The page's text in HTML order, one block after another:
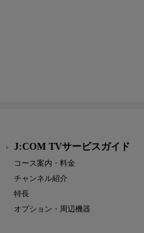
J:COM TVサービスガイド
コース案内・料金
チャンネル紹介
特長
オプション・周辺機器